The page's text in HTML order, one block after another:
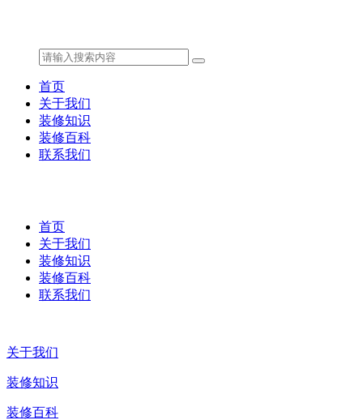
首页
关于我们
装修知识
装修百科
联系我们
首页
关于我们
装修知识
装修百科
联系我们
关于我们
装修知识
装修百科